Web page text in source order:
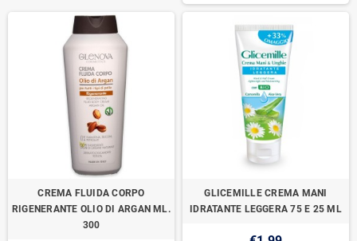
CREMA FLUIDA CORPO
RIGENERANTE OLIO DI ARGAN ML.
300
GLICEMILLE CREMA MANI
IDRATANTE LEGGERA 75 E 25 ML